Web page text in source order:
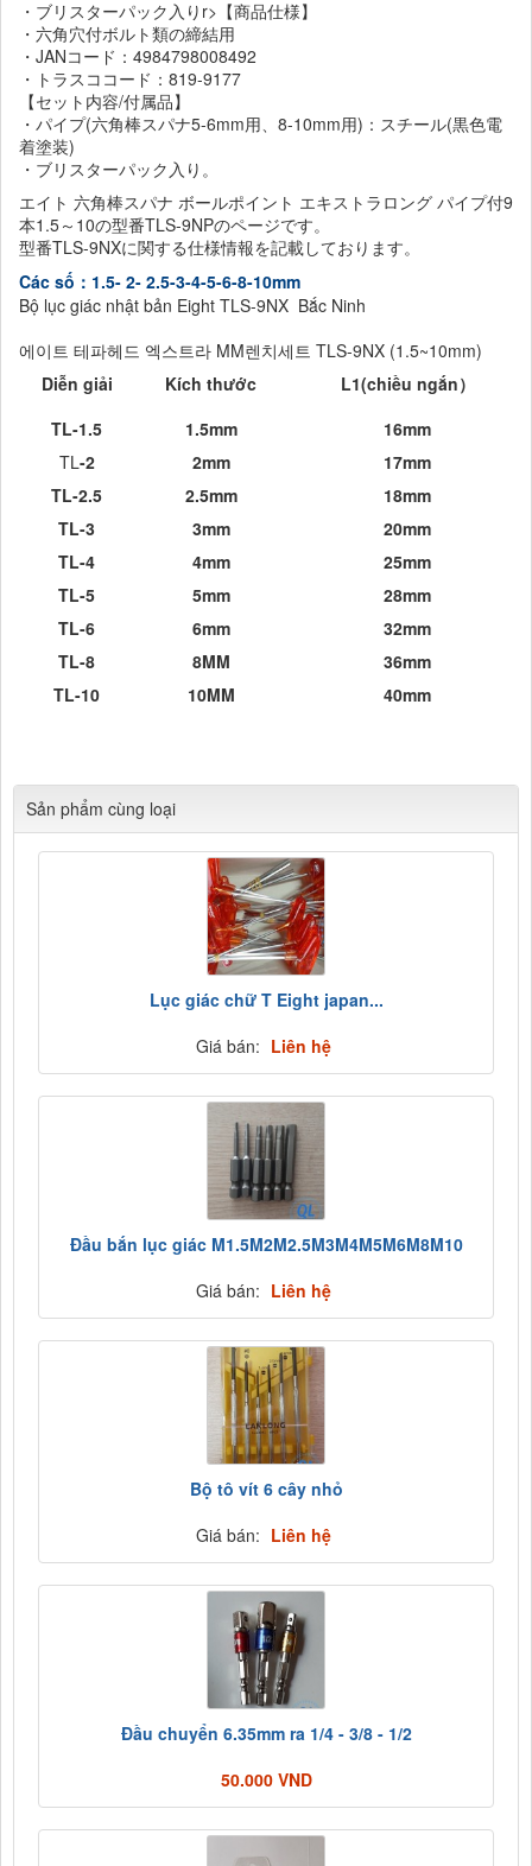
・ブリスターパック入りr>【商品仕様】
・六角穴付ボルト類の締結用
・JANコード：4984798008492
・トラスココード：819-9177
【セット内容/付属品】
・パイプ(六角棒スパナ5-6mm用、8-10mm用)：スチール(黒色電
着塗装)
・ブリスターパック入り。
エイト 六角棒スパナ ボールポイント エキストラロング パイプ付9
本1.5～10の型番TLS-9NPのページです。
型番TLS-9NXに関する仕様情報を記載しております。
Các số：1.5- 2- 2.5-3-4-5-6-8-10mm
Bộ lục giác nhật bản Eight TLS-9NX Bắc Ninh
에이트 테파헤드 엑스트라 MM렌치세트 TLS-9NX (1.5~10mm)
Diễn giải
Kích thước L1(chiều ngắn）
TL-1.5
1.5mm
16mm
TL-2 2mm 17mm
TL-2.5
2.5mm 18mm
TL-3
3mm 20mm
TL-4
4mm 25mm
TL-5
5mm 28mm
TL-6
6mm 32mm
TL-8
8MM
36mm
TL-10
10MM
40mm
Sản phẩm cùng loại
Lục giác chữ T Eight japan...
Giá bán: Liên hệ
Đầu bắn lục giác M1.5M2M2.5M3M4M5M6M8M10
Giá bán: Liên hệ
Bộ tô vít 6 cây nhỏ
Giá bán: Liên hệ
Đầu chuyển 6.35mm ra 1/4 - 3/8 - 1/2
50.000 VND